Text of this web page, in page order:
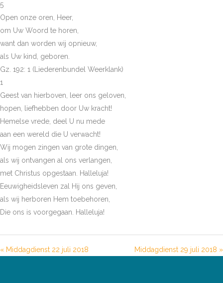
5
Open onze oren, Heer,
om Uw Woord te horen,
want dan worden wij opnieuw,
als Uw kind, geboren.
Gz. 192: 1 (Liederenbundel Weerklank)
1
Geest van hierboven, leer ons geloven,
hopen, liefhebben door Uw kracht!
Hemelse vrede, deel U nu mede
aan een wereld die U verwacht!
Wij mogen zingen van grote dingen,
als wij ontvangen al ons verlangen,
met Christus opgestaan. Halleluja!
Eeuwigheidsleven zal Hij ons geven,
als wij herboren Hem toebehoren,
Die ons is voorgegaan. Halleluja!
« Middagdienst 22 juli 2018 Middagdienst 29 juli 2018 »